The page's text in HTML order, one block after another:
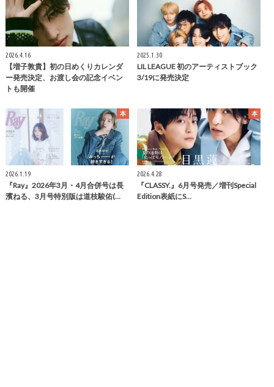
2026.4.16
【増子敦貴】初の日めくりカレンダ
ー発売決定、お渡し会の記念イベン
トも開催
2025.1.30
LIL LEAGUE 初のアーティストブック
3/19に発売決定
本
2026.1.19
『Ray』2026年3月・4月合併号は長
濱ねる、3月号特別版は道枝駿佑(…
本
2026.4.28
『CLASSY.』6月号発売／増刊Special
Edition表紙にS…